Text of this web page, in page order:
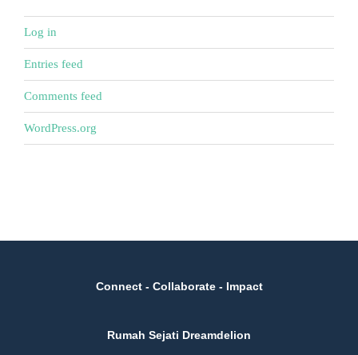
Log in
Entries feed
Comments feed
WordPress.org
Connect - Collaborate - Impact
Rumah Sejati Dreamdelion